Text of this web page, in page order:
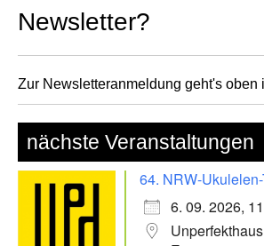
Newsletter?
Zur Newsletteranmeldung geht's oben
nächste Veranstaltungen
64. NRW-
6. 09. 2026,